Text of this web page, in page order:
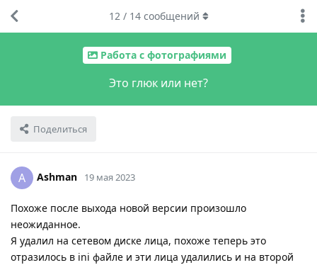
Работа с фотографиями
Это глюк или нет?
Поделиться
12/ 14сообщений
A Ashman 19 мая 2023
Похоже после выхода новой версии произошло
неожиданное.
Я удалил на сетевом диске лица, похоже теперь это
отразилось в ini файле и эти лица удалились и на второй